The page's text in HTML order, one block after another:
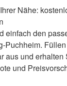
Nähe:
einfach den
Puchheim.
aus und erhalten
und